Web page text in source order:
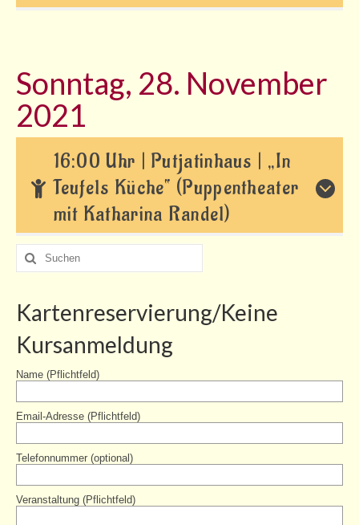
Sonntag, 28. November
2021
16:00 Uhr | Putjatinhaus | „In
Teufels Küche“ (Puppentheater
mit Katharina Randel)
nach:
Kartenreservierung/Keine
Kursanmeldung
Name (Pflichtfeld)
Email-Adresse (Pflichtfeld)
Telefonnummer (optional)
Veranstaltung (Pflichtfeld)